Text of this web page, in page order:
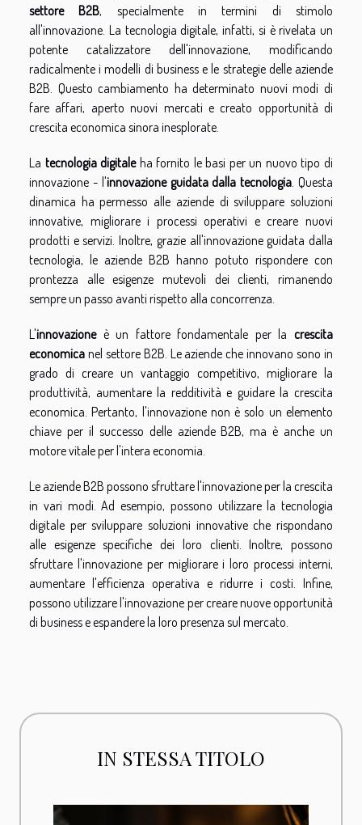
settore B2B, specialmente in termini di stimolo
all'innovazione. La tecnologia digitale, infatti, si è rivelata un
potente catalizzatore dell'innovazione, modificando
radicalmente i modelli di business e le strategie delle aziende
B2B. Questo cambiamento ha determinato nuovi modi di
fare affari, aperto nuovi mercati e creato opportunità di
crescita economica sinora inesplorate.
La tecnologia digitaleha fornito le basi per un nuovo tipo di
innovazione - l'innovazione guidata dalla tecnologia . Questa
dinamica ha permesso alle aziende di sviluppare soluzioni
innovative, migliorare i processi operativi e creare nuovi
prodotti e servizi. Inoltre, grazie all'innovazione guidata dalla
tecnologia, le aziende B2B hanno potuto rispondere con
prontezza alle esigenze mutevoli dei clienti, rimanendo
sempre un passo avanti rispetto alla concorrenza.
L'innovazioneè un fattore fondamentale per la crescita
economica nel settore B2B. Le aziende che innovano sono in
grado di creare un vantaggio competitivo, migliorare la
produttività, aumentare la redditività e guidare la crescita
economica. Pertanto, l'innovazione non è solo un elemento
chiave per il successo delle aziende B2B, ma è anche un
motore vitale per l'intera economia.
Le aziende B2B possono sfruttare l'innovazione per la crescita
in vari modi. Ad esempio, possono utilizzare la tecnologia
digitale per sviluppare soluzioni innovative che rispondano
alle esigenze specifiche dei loro clienti. Inoltre, possono
sfruttare l'innovazione per migliorare i loro processi interni,
aumentare l'efficienza operativa e ridurre i costi. Infine,
possono utilizzare l'innovazione per creare nuove opportunità
di business e espandere la loro presenza sul mercato.
IN STESSA TITOLO